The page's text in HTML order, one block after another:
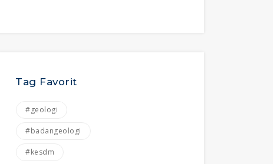
Tag Favorit
#geologi
#badangeologi
#kesdm